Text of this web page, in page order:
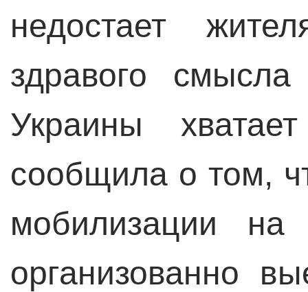
недостает
здравого
Украины
сообщила о том,
мобилизации
организованно